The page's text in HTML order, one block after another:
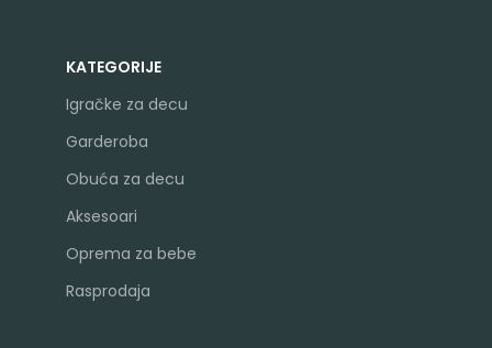
KATEGORIJE
Igračke za decu
Garderoba
Obuća za decu
Aksesoari
Oprema za bebe
Rasprodaja